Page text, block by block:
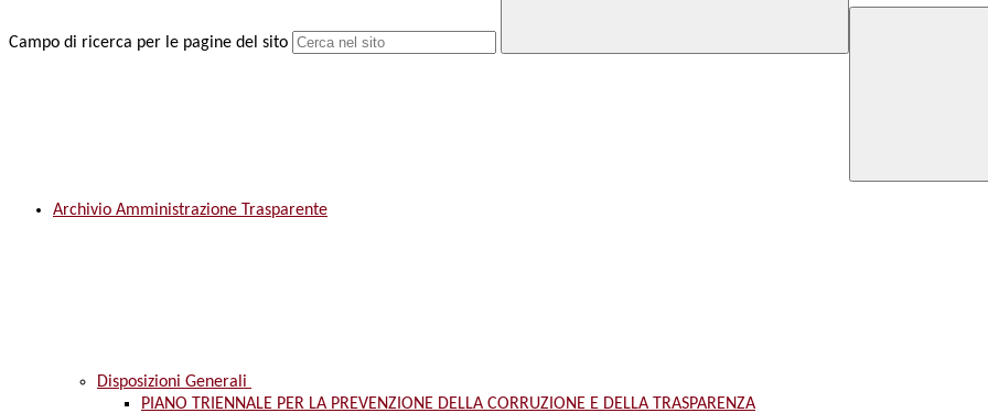
Campo di ricerca per le pagine del sito
Archivio Amministrazione Trasparente
Disposizioni Generali
PIANO TRIENNALE PER LA PREVENZIONE DELLA CORRUZIONE E DELLA TRASPARENZA